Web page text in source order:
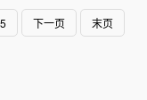
5 下一页 末页